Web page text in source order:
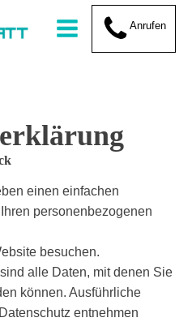
einen einfachen
personenbezogenen
besuchen.
alle Daten, mit denen Sie
können. Ausführliche
entnehmen